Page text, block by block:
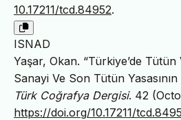
10.17211/tcd.84952.
ISNAD
Yaşar, Okan. “Türkiye’de
Sanayi Ve Son Tütün
Türk Coğrafya Dergisi. 42
https://doi.org/10.17211/